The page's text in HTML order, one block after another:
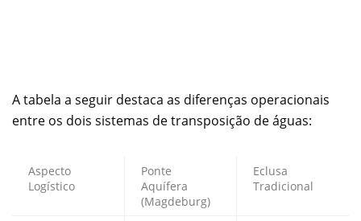
A tabela a seguir destaca as diferenças operacionais
entre os dois sistemas de transposição de águas:
Aspecto
Logístico
Ponte
Aquífera
(Magdeburg)
Eclusa
Tradicional